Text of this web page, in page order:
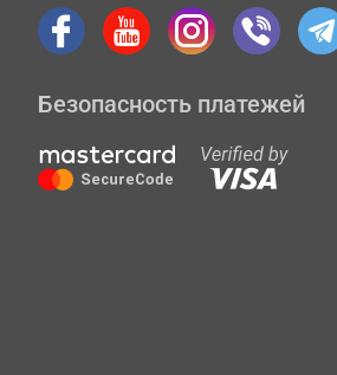
Безопасность платежей